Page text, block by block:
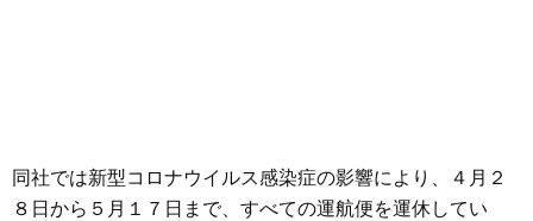
同社では新型コロナウイルス感染症の影響により、４月２
８日から５月１７日まで、すべての運航便を運休してい